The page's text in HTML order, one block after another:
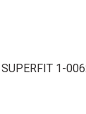
1-